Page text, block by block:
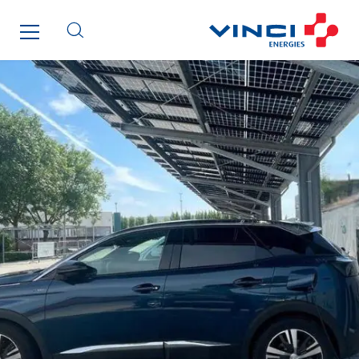
I.C.Entreprises
I.F.A.T
I2R
IDF Thermic
IFAT
Imhoff
Initiative Commune Connectée
Innovative City Pack
Inspa-Pumpenservice
ITB
Jean Graniou
Kellal Maintenance
L’entreprise Electrique
Le Froid Provençal